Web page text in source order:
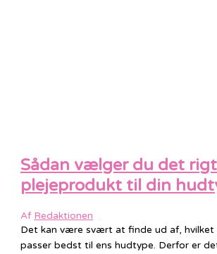
Sådan vælger du det
plejeprodukt til din
Af Redaktionen
Det kan være svært at finde ud af, hvilket
passer bedst til ens hudtype. Derfor er